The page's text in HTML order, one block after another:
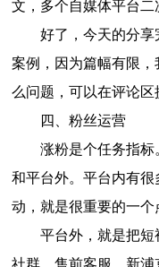
文，多个自媒体平台二
好了，今天的分
案例，因为篇幅有限
么问题，可以在评论区
四、粉丝运营
涨粉是个任务指标
和平台外。平台内有
动，就是很重要的一个
平台外，就是把
社群，售前客服，新